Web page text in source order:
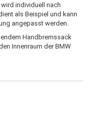
individuell nach
als Beispiel und kann
angepasst werden.
Handbremssack
Innenraum der BMW